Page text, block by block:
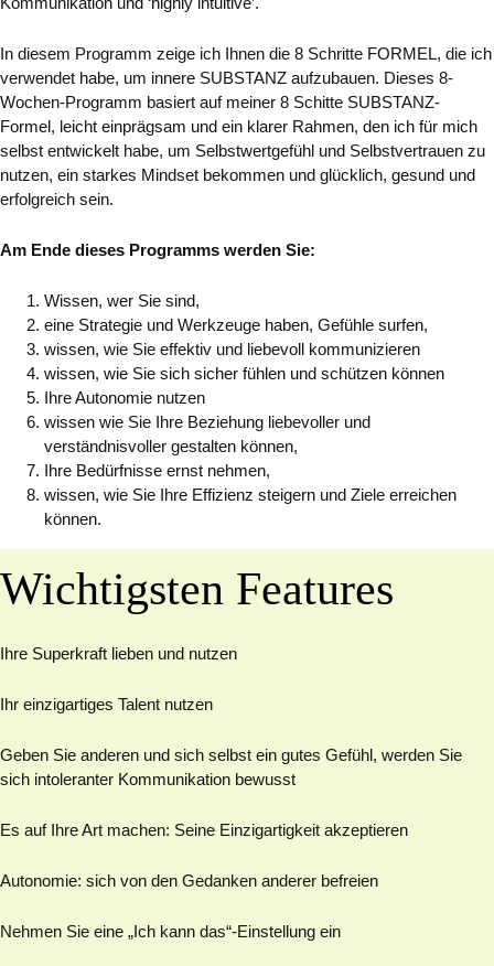
In diesem Programm zeige ich Ihnen die 8 Schritte FORMEL, die ich
verwendet habe, um innere SUBSTANZ aufzubauen. Dieses 8-
Wochen-Programm basiert auf meiner 8 Schitte SUBSTANZ-
Formel, leicht einprägsam und ein klarer Rahmen, den ich für mich
selbst entwickelt habe, um Selbstwertgefühl und Selbstvertrauen zu
nutzen, ein starkes Mindset bekommen und glücklich, gesund und
erfolgreich sein.
Am Ende dieses Programms werden Sie:
Wissen, wer Sie sind,
eine Strategie und Werkzeuge haben, Gefühle surfen,
wissen, wie Sie effektiv und liebevoll kommunizieren
wissen, wie Sie sich sicher fühlen und schützen können
Ihre Autonomie nutzen
wissen wie Sie Ihre Beziehung liebevoller und
verständnisvoller gestalten können,
Ihre Bedürfnisse ernst nehmen,
wissen, wie Sie Ihre Effizienz steigern und Ziele erreichen
können.
Wichtigsten Features
Ihre Superkraft lieben und nutzen
Ihr einzigartiges Talent nutzen
Geben Sie anderen und sich selbst ein gutes Gefühl, werden Sie
sich intoleranter Kommunikation bewusst
Es auf Ihre Art machen: Seine Einzigartigkeit akzeptieren
Autonomie: sich von den Gedanken anderer befreien
Nehmen Sie eine „Ich kann das“-Einstellung ein